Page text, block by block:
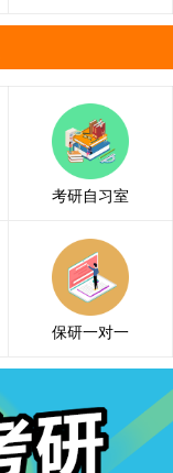
考研自习室
保研一对一